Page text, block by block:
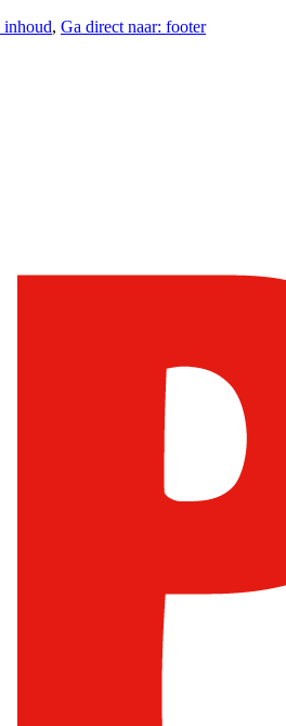
inhoud, Ga direct naar: footer